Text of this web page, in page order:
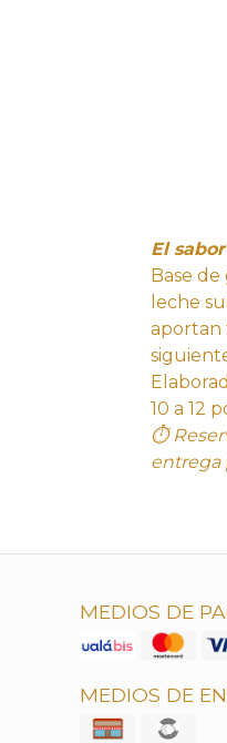
El
Base
leche
aportan
10 a 12
⏱
entrega
MEDIOS DE
MEDIOS DE